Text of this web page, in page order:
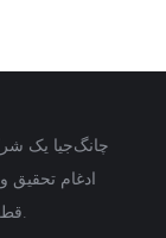
چانگ‌جیا یک
ادغام تحقیق